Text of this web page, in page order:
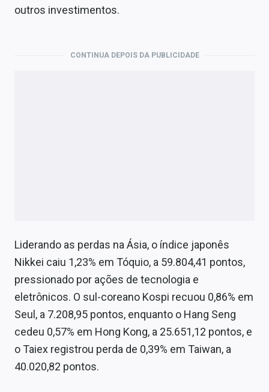
Economia
Conteúdo de Marca
Sobre
Expediente
outros investimentos.
CONTINUA DEPOIS DA PUBLICIDADE
Liderando as perdas na Ásia, o índice japonês
Nikkei caiu 1,23% em Tóquio, a 59.804,41 pontos,
pressionado por ações de tecnologia e
eletrônicos. O sul-coreano Kospi recuou 0,86% em
Seul, a 7.208,95 pontos, enquanto o Hang Seng
cedeu 0,57% em Hong Kong, a 25.651,12 pontos, e
o Taiex registrou perda de 0,39% em Taiwan, a
40.020,82 pontos.